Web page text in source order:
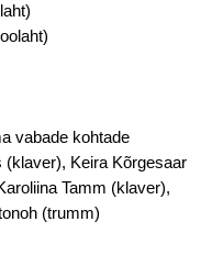
vabade kohtade
(klaver), Keira Kõrgesaar
Tamm (klaver),
(trumm)